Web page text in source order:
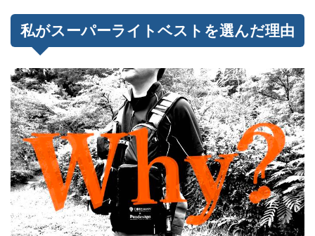
私がスーパーライトベストを選んだ理由